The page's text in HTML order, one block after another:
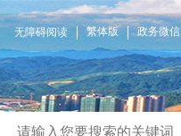
无障碍阅读 繁体版 政务微信